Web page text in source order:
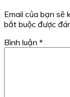
Email của bạn sẽ
bắt buộc được
Bình luận *